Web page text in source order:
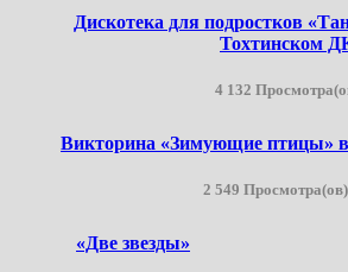
Дискотека для подростков
Тохтинском
4 132
Викторина «Зимующие птицы»
2 549 Просмотра(ов)
«Две звезды»